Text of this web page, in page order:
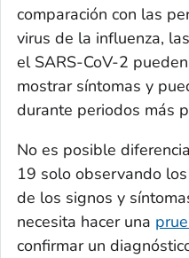
comparación con las
virus de la influenza,
el SARS-CoV-2
mostrar síntomas y
durante periodos más
No es posible
19 solo observando
de los signos y
necesita hacer una
confirmar un